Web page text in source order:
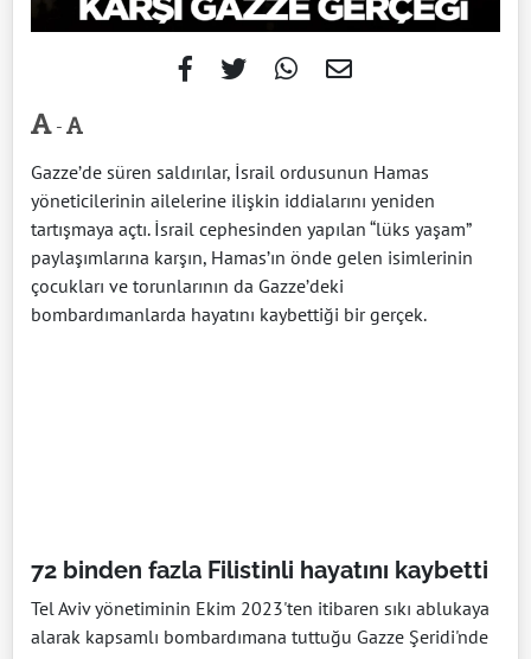
-
Gazze’de süren saldırılar, İsrail ordusunun Hamas
yöneticilerinin ailelerine ilişkin iddialarını yeniden
tartışmaya açtı. İsrail cephesinden yapılan “lüks yaşam”
paylaşımlarına karşın, Hamas’ın önde gelen isimlerinin
çocukları ve torunlarının da Gazze’deki
bombardımanlarda hayatını kaybettiği bir gerçek.
72 binden fazla Filistinli hayatını kaybetti
Tel Aviv yönetiminin Ekim 2023'ten itibaren sıkı ablukaya
alarak kapsamlı bombardımana tuttuğu Gazze Şeridi'nde